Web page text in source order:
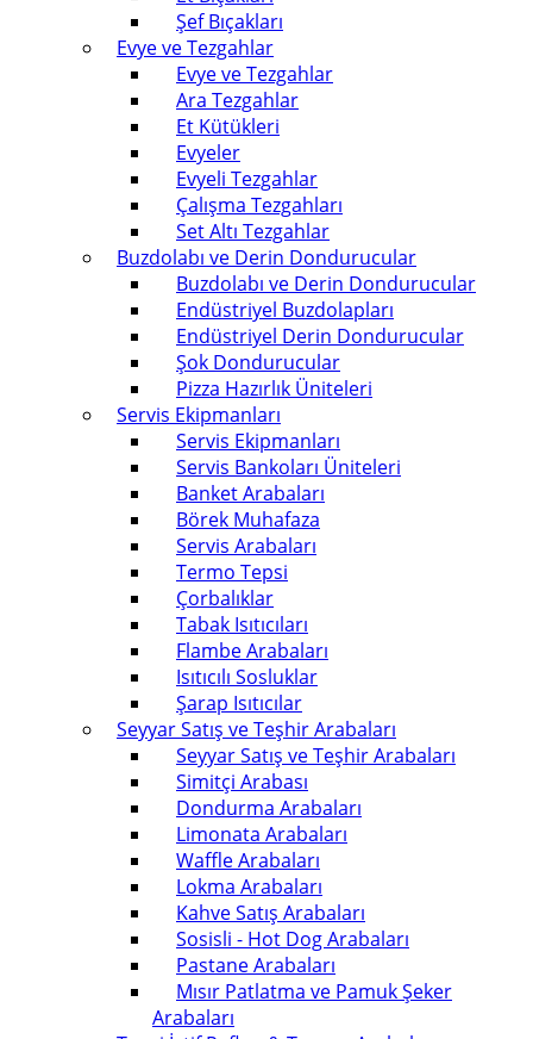
Şef Bıçakları
Evye ve Tezgahlar
Evye ve Tezgahlar
Ara Tezgahlar
Et Kütükleri
Evyeler
Evyeli Tezgahlar
Çalışma Tezgahları
Set Altı Tezgahlar
Buzdolabı ve Derin Dondurucular
Buzdolabı ve Derin Dondurucular
Endüstriyel Buzdolapları
Endüstriyel Derin Dondurucular
Şok Dondurucular
Pizza Hazırlık Üniteleri
Servis Ekipmanları
Servis Ekipmanları
Servis Bankoları Üniteleri
Banket Arabaları
Börek Muhafaza
Servis Arabaları
Termo Tepsi
Çorbalıklar
Tabak Isıtıcıları
Flambe Arabaları
Isıtıcılı Sosluklar
Şarap Isıtıcılar
Seyyar Satış ve Teşhir Arabaları
Seyyar Satış ve Teşhir Arabaları
Simitçi Arabası
Dondurma Arabaları
Limonata Arabaları
Waffle Arabaları
Lokma Arabaları
Kahve Satış Arabaları
Sosisli - Hot Dog Arabaları
Pastane Arabaları
Mısır Patlatma ve Pamuk Şeker
Arabaları